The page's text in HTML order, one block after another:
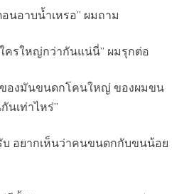
นอาบน้ำเหรอ” ผมถาม
ครใหญ่กว่ากันแน่นี่” ผมรุกต่อ
องมันขนดกโคนใหญ่ ของผมขน
นเท่าไหร่”
อยากเห็นว่าคนขนดกกับขนน้อย